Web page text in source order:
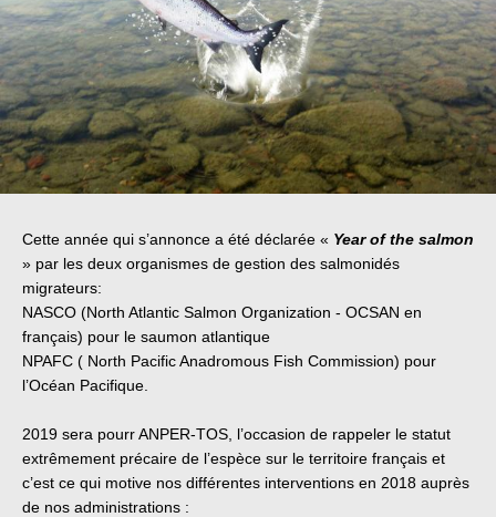
Cette année qui s’annonce a été déclarée « Year of the salmon
» par les deux organismes de gestion des salmonidés
migrateurs:
NASCO (North Atlantic Salmon Organization - OCSAN en
français) pour le saumon atlantique
NPAFC ( North Pacific Anadromous Fish Commission) pour
l’Océan Pacifique.
2019 sera pourr ANPER-TOS, l’occasion de rappeler le statut
extrêmement précaire de l’espèce sur le territoire français et
c’est ce qui motive nos différentes interventions en 2018 auprès
de nos administrations :